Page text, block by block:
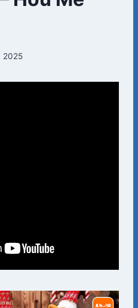
2025